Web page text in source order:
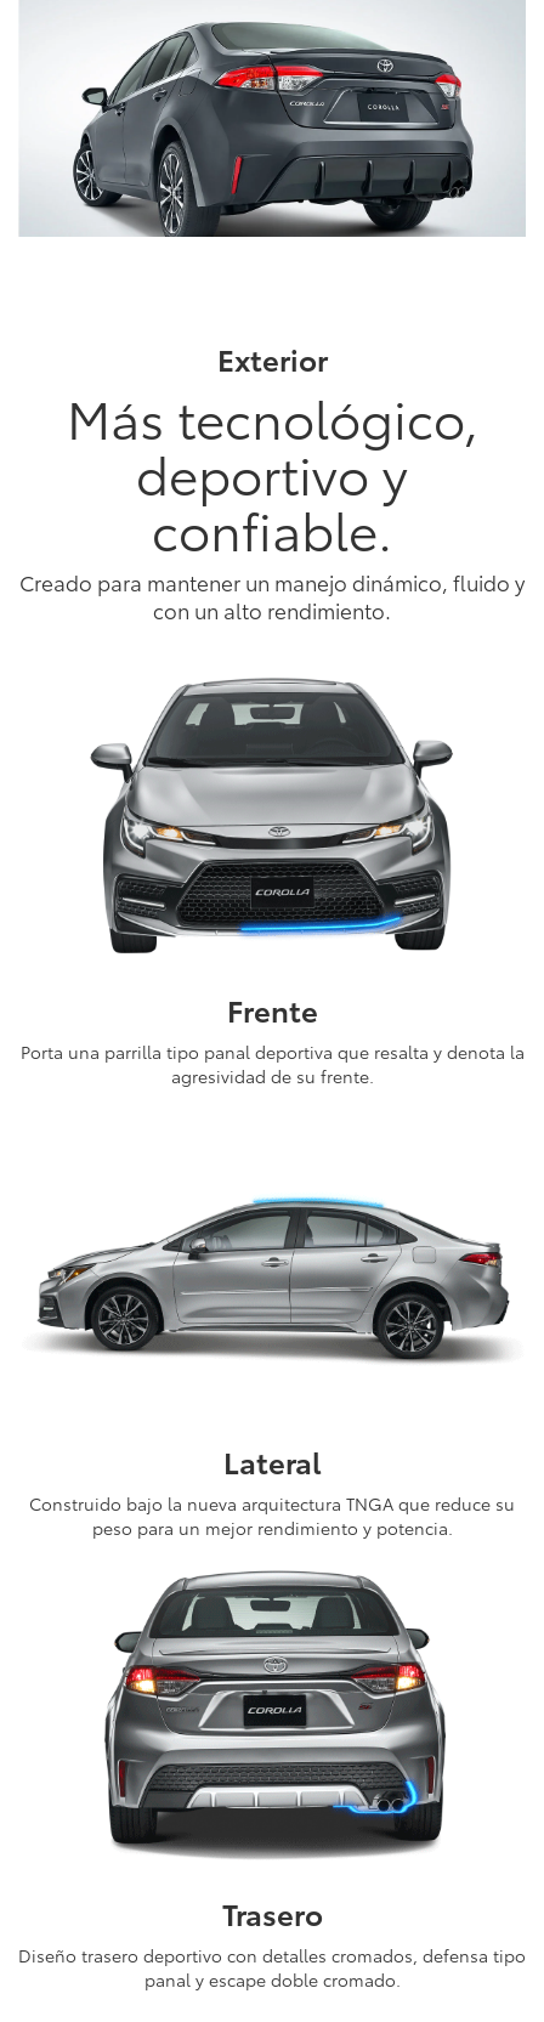
foto
Exterior
Más tecnológico,
deportivo y
confiable.
Creado para mantener un manejo dinámico, fluido y
con un alto rendimiento.
Frente
Porta una parrilla tipo panal deportiva que resalta y denota la
agresividad de su frente.
Lateral
Construido bajo la nueva arquitectura TNGA que reduce su
peso para un mejor rendimiento y potencia.
Trasero
Diseño trasero deportivo con detalles cromados, defensa tipo
panal y escape doble cromado.